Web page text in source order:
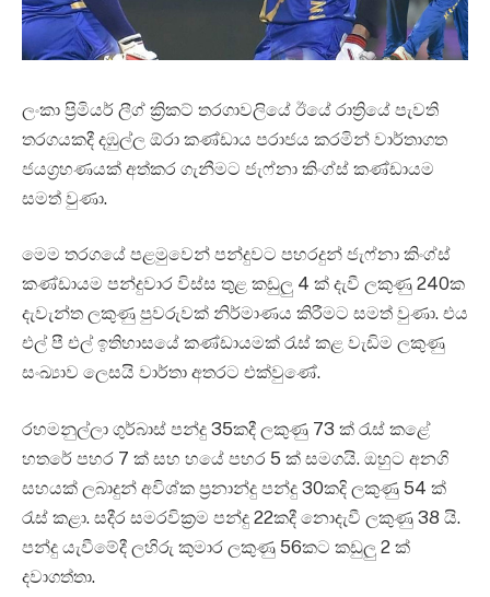
ලංකා ප්‍රිමියර් ලීග් ක්‍රිකට් තරගාවලියේ ඊයේ රාත්‍රියේ පැවති
තරගයකදී දඹුල්ල ඕරා කණ්ඩාය පරාජය කරමින් වාර්තාගත
ජයග්‍රහණයක් අත්කර ගැනීමට ජැෆ්නා කිංග්ස් කණ්ඩායම
සමත් වුණා.
මෙම තරගයේ පළමුවෙන් පන්දුවට පහරදුන් ජැෆ්නා කිංග්ස්
කණ්ඩායම පන්දුවාර විස්ස තුළ කඩුලු 4 ක් දැවී ලකුණු 240ක
දැවැන්ත ලකුණු පුවරුවක් නිර්මාණය කිරීමට සමත් වුණා. එය
එල් පී එල් ඉතිහාසයේ කණ්ඩායමක් රැස් කළ වැඩිම ලකුණු
සංඛ්‍යාව ලෙසයි වාර්තා අතරට එක්වුණේ.
රහමනුල්ලා ගුර්බාස් පන්දු 35කදී ලකුණු 73 ක් රැස් කළේ
හතරේ පහර 7 ක් සහ හයේ පහර 5 ක් සමගයි. ඔහුට අනගි
සහයක් ලබාදුන් අවිශ්ක ප්‍රනාන්දු පන්දු 30කදි ලකුණු 54 ක්
රැස් කළා. සදීර සමරවික්‍රම පන්දු 22කදී නොදැවී ලකුණු 38 යි.
පන්දු යැවීමේදී ලහිරු කුමාර ලකුණු 56කට කඩුලු 2 ක්
දවාගත්තා.